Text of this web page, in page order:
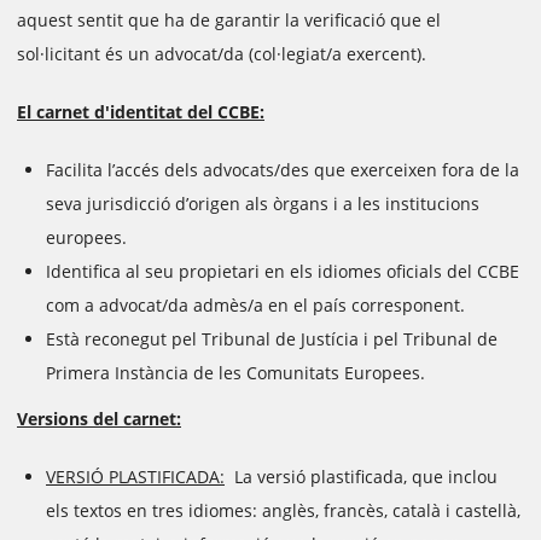
aquest sentit que ha de garantir la verificació que el
sol·licitant és un advocat/da (col·legiat/a exercent).
El carnet d'identitat del CCBE:
Facilita l’accés dels advocats/des que exerceixen fora de la
seva jurisdicció d’origen als òrgans i a les institucions
europees.
Identifica al seu propietari en els idiomes oficials del CCBE
com a advocat/da admès/a en el país corresponent.
Està reconegut pel Tribunal de Justícia i pel Tribunal de
Primera Instància de les Comunitats Europees.
Versions del carnet:
VERSIÓ PLASTIFICADA: La versió plastificada, que inclou
els textos en tres idiomes: anglès, francès, català i castellà,